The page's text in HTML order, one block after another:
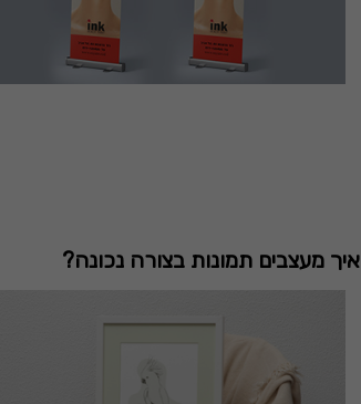
איך מעצבים תמונות בצורה נכונה?